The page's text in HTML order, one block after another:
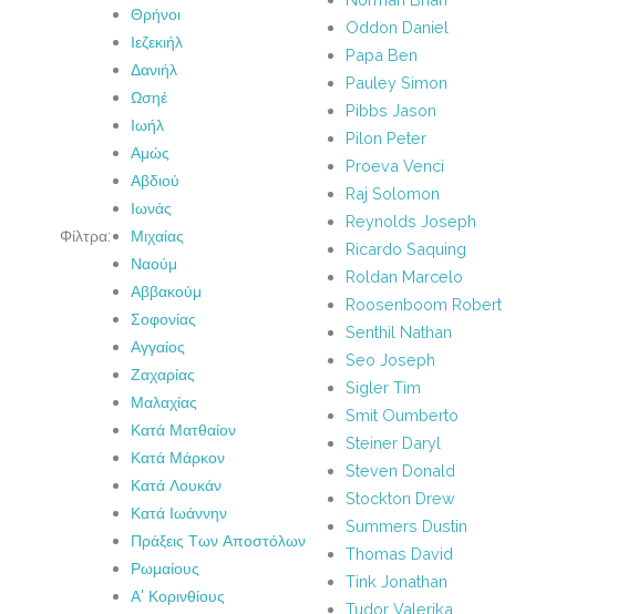
Φίλτρα:
Θρήνοι
Ιεζεκιήλ
Δανιήλ
Ωσηέ
Ιωήλ
Αμώς
Αβδιού
Ιωνάς
Μιχαίας
Ναούμ
Αββακούμ
Σοφονίας
Αγγαίος
Ζαχαρίας
Μαλαχίας
Κατά Ματθαίον
Κατά Μάρκον
Κατά Λουκάν
Κατά Ιωάννην
Πράξεις Των Αποστόλων
Ρωμαίους
Α' Κορινθίους
Oddon Daniel
Papa Ben
Pauley Simon
Pibbs Jason
Pilon Peter
Proeva Venci
Raj Solomon
Reynolds Joseph
Ricardo Saquing
Roldan Marcelo
Roosenboom Robert
Senthil Nathan
Seo Joseph
Sigler Tim
Smit Oumberto
Steiner Daryl
Steven Donald
Stockton Drew
Summers Dustin
Thomas David
Tink Jonathan
Tudor Valerika